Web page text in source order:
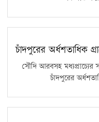
চাঁদপুরের অর্ধশতাধিক
সৌদি আরবসহ
চাঁদপুরের